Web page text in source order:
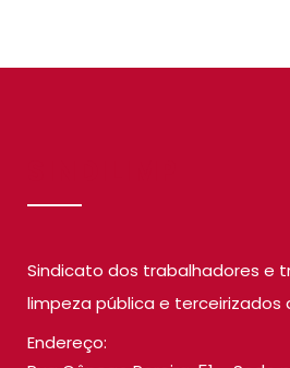
Sindicato dos trabalhadores e
limpeza pública e terceirizados
Endereço: